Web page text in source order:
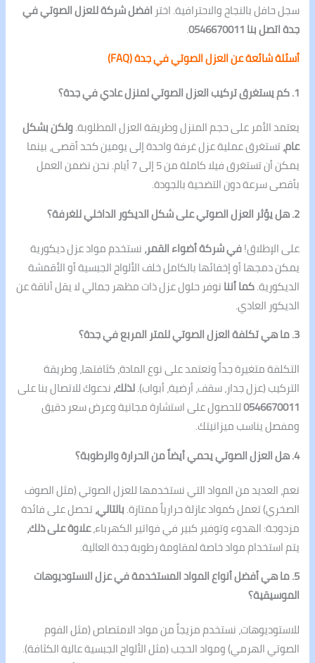
سجل حافل بالنجاح والاحترافية. اختر افضل شركة للعزل الصوتي في
جدة اتصل بنا 0546670011
.
أسئلة شائعة عن العزل الصوتي في جدة (FAQ)
1. كم يستغرق تركيب العزل الصوتي لمنزل عادي في جدة؟
يعتمد الأمر على حجم المنزل وطريقة العزل المطلوبة.ولكن بشكل
عام،تستغرق عملية عزل غرفة واحدة إلى يومين كحد أقصى، بينما
يمكن أن تستغرق فيلا كاملة من 5 إلى 7 أيام. نحن نضمن العمل
بأقصى سرعة دون التضحية بالجودة.
2. هل يؤثر العزل الصوتي على شكل الديكور الداخلي للغرفة؟
على الإطلاق!في شركة أضواء القمر،نستخدم مواد عزل ديكورية
يمكن دمجها أو إخفائها بالكامل خلف الألواح الجبسية أو الأقمشة
الديكورية.كما أننانوفر حلول عزل ذات مظهر جمالي لا يقل أناقة عن
الديكور العادي.
3. ما هي تكلفة العزل الصوتي للمتر المربع في جدة؟
التكلفة متغيرة جداً وتعتمد على نوع المادة، كثافتها، وطريقة
التركيب (عزل جدار، سقف، أرضية، أبواب).لذلك،ندعوك للاتصال بنا على
0546670011للحصول على استشارة مجانية وعرض سعر دقيق
ومفصل يناسب ميزانيتك.
4. هل العزل الصوتي يحمي أيضاً من الحرارة والرطوبة؟
نعم، العديد من المواد التي نستخدمها للعزل الصوتي (مثل الصوف
الصخري) تعمل كمواد عازلة حرارياً ممتازة.بالتالي،تحصل على فائدة
مزدوجة: الهدوء وتوفير كبير في فواتير الكهرباء،علاوة على ذلك،
يتم استخدام مواد خاصة لمقاومة رطوبة جدة العالية.
5. ما هي أفضل أنواع المواد المستخدمة في عزل الاستوديوهات
الموسيقية؟
للاستوديوهات، نستخدم مزيجاً من مواد الامتصاص (مثل الفوم
الصوتي الهرمي) ومواد الحجب (مثل الألواح الجبسية عالية الكثافة).